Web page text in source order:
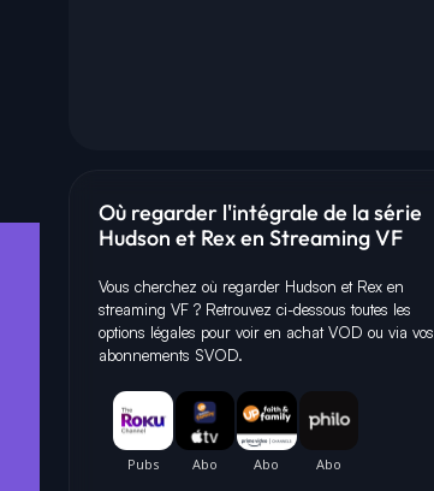
L
Où regarder l'intégrale de la série
Hudson et Rex en Streaming VF
Vous cherchez où regarder Hudson et Rex en
streaming VF ? Retrouvez ci-dessous toutes les
options légales pour voir en achat VOD ou via vos
abonnements SVOD.